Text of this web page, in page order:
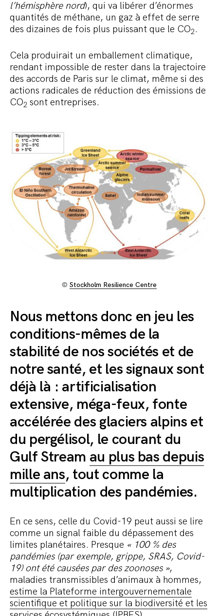
l’hémisphère nord), qui va libérer d’énormes
quantités de méthane, un gaz à effet de serre
des dizaines de fois plus puissant que le CO2.
Cela produirait un emballement climatique,
rendant impossible de rester dans la trajectoire
des accords de Paris sur le climat, même si des
actions radicales de réduction des émissions de
CO2 sont entreprises.
© Stockholm Resilience Centre
Nous mettons donc en jeu les
conditions-mêmes de la
stabilité de nos sociétés et de
notre santé, et les signaux sont
déjà là : artificialisation
extensive, méga-feux, fonte
accélérée des glaciers alpins et
du pergélisol, le courant du
Gulf Stream au plus bas depuis
mille ans, tout comme la
multiplication des pandémies.
En ce sens, celle du Covid-19 peut aussi se lire
comme un signal faible du dépassement des
limites planétaires. Presque « 100 % des
pandémies (par exemple, grippe, SRAS, Covid-
19) ont été causées par des zoonoses »,
maladies transmissibles d’animaux à hommes,
estime la Plateforme intergouvernementale
scientifique et politique sur la biodiversité et les